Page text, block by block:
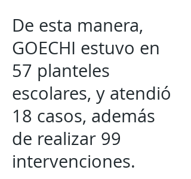
De esta manera,
GOECHI estuvo en
57 planteles
escolares, y atendió
18 casos, además
de realizar 99
intervenciones.